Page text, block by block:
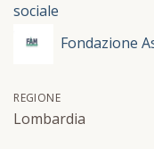
sociale
Fondazione
REGIONE
Lombardia